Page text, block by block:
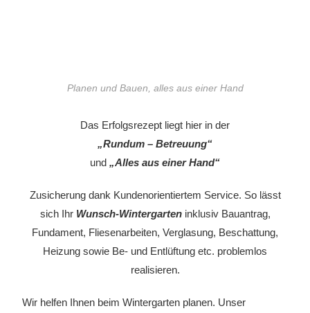
Planen und Bauen, alles aus einer Hand
Das Erfolgsrezept liegt hier in der
„Rundum – Betreuung“
und „Alles aus einer Hand“
Zusicherung dank Kundenorientiertem Service. So lässt
sich Ihr Wunsch-Wintergarteninklusiv Bauantrag,
Fundament, Fliesenarbeiten, Verglasung, Beschattung,
Heizung sowie Be- und Entlüftung etc. problemlos
realisieren.
Wir helfen Ihnen beim Wintergarten planen. Unser